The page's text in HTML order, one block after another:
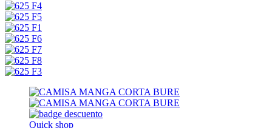
Quick shop